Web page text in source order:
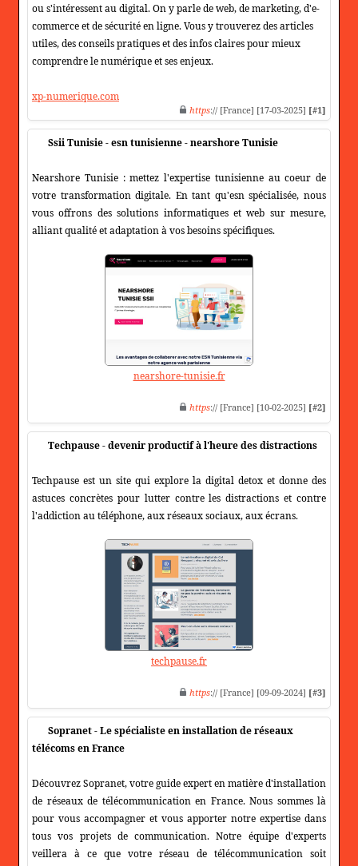
ou s'intéressent au digital. On y parle de web, de marketing, d'e-
commerce et de sécurité en ligne. Vous y trouverez des articles
utiles, des conseils pratiques et des infos claires pour mieux
comprendre le numérique et ses enjeux.
xp-numerique.com
https:// [France] [17-03-2025] [#1]
Ssii Tunisie - esn tunisienne - nearshore Tunisie
Nearshore Tunisie : mettez l'expertise tunisienne au coeur de
votre transformation digitale. En tant qu'esn spécialisée, nous
vous offrons des solutions informatiques et web sur mesure,
alliant qualité et adaptation à vos besoins spécifiques.
nearshore-tunisie.fr
https:// [France] [10-02-2025] [#2]
Techpause - devenir productif à l'heure des distractions
Techpause est un site qui explore la digital detox et donne des
astuces concrètes pour lutter contre les distractions et contre
l'addiction au téléphone, aux réseaux sociaux, aux écrans.
techpause.fr
https:// [France] [09-09-2024] [#3]
Sopranet - Le spécialiste en installation de réseaux
télécoms en France
Découvrez Sopranet, votre guide expert en matière d'installation
de réseaux de télécommunication en France. Nous sommes là
pour vous accompagner et vous apporter notre expertise dans
tous vos projets de communication. Notre équipe d'experts
veillera à ce que votre réseau de télécommunication soit